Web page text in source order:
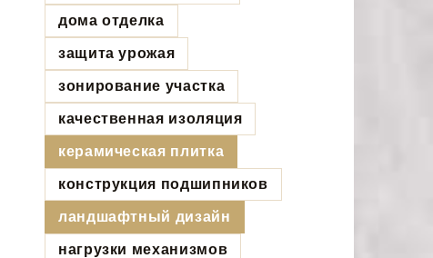
дома отделка
защита урожая
зонирование участка
качественная изоляция
керамическая плитка
конструкция подшипников
ландшафтный дизайн
нагрузки механизмов